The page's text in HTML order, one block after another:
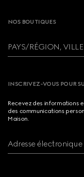
NOS BOUTIQUES
PAYS/RÉGION, VILLE
INSCRIVEZ-VOUS POUR
Recevez des informations
des communications
Maison.
Adresse électronique